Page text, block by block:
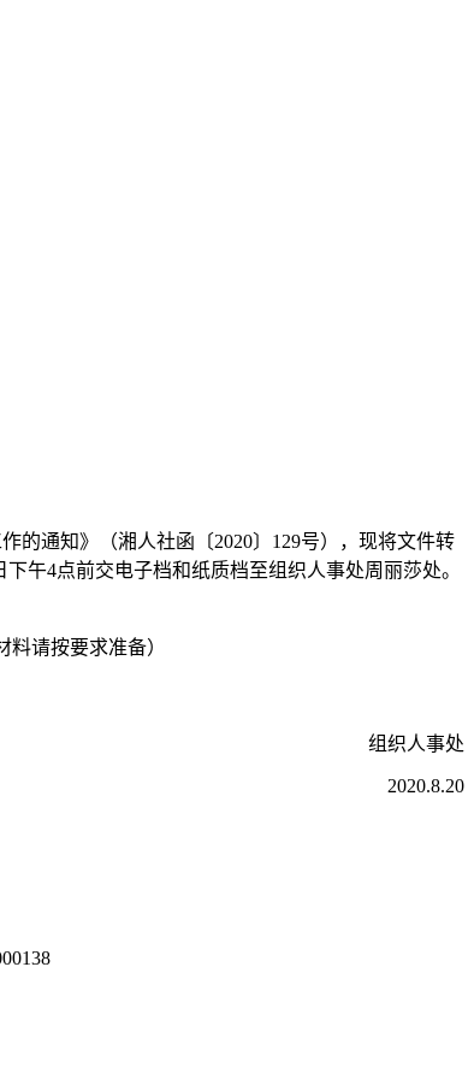
的通知》（湘人社函〔2020〕129号），现将文件转
午4点前交电子档和纸质档至组织人事处周丽莎处。
请按要求准备）
组织人事处
2020.8.20